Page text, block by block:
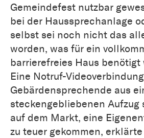
Gemeindefest nutzbar
bei der Haussprechanlage
selbst sei noch nicht das
worden, was für ein
barrierefreies Haus benötigt
Eine Notruf-
Gebärdensprechende aus
steckengebliebenen Aufzug
auf dem Markt, eine
zu teuer gekommen,